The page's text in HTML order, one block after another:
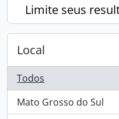
Limite seus
Local
Todos
Mato Grosso do Sul
, 84 resultados